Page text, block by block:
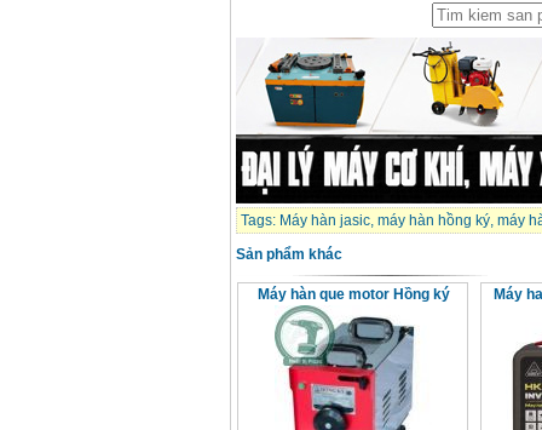
Tags: Máy hàn jasic, máy hàn hồng ký, máy
Sản phẩm khác
Máy hàn que motor Hồng ký Máy